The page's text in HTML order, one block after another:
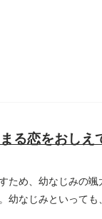
る恋をおしえ
ため、幼なじみの
幼なじみといって